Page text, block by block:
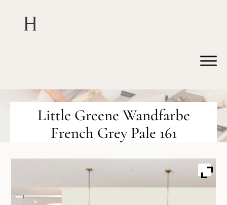
Little Greene Wandfarbe
French Grey Pale 161